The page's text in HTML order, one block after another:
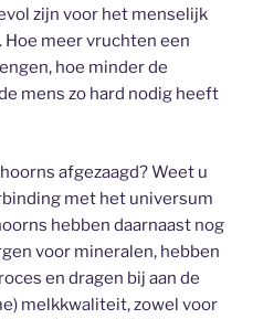
zijn voor het menselijk
Hoe meer vruchten een
hoe minder de
mens zo hard nodig heeft
afgezaagd? Weet u
met het universum
hebben daarnaast nog
voor mineralen, hebben
en dragen bij aan de
melkkwaliteit, zowel voor